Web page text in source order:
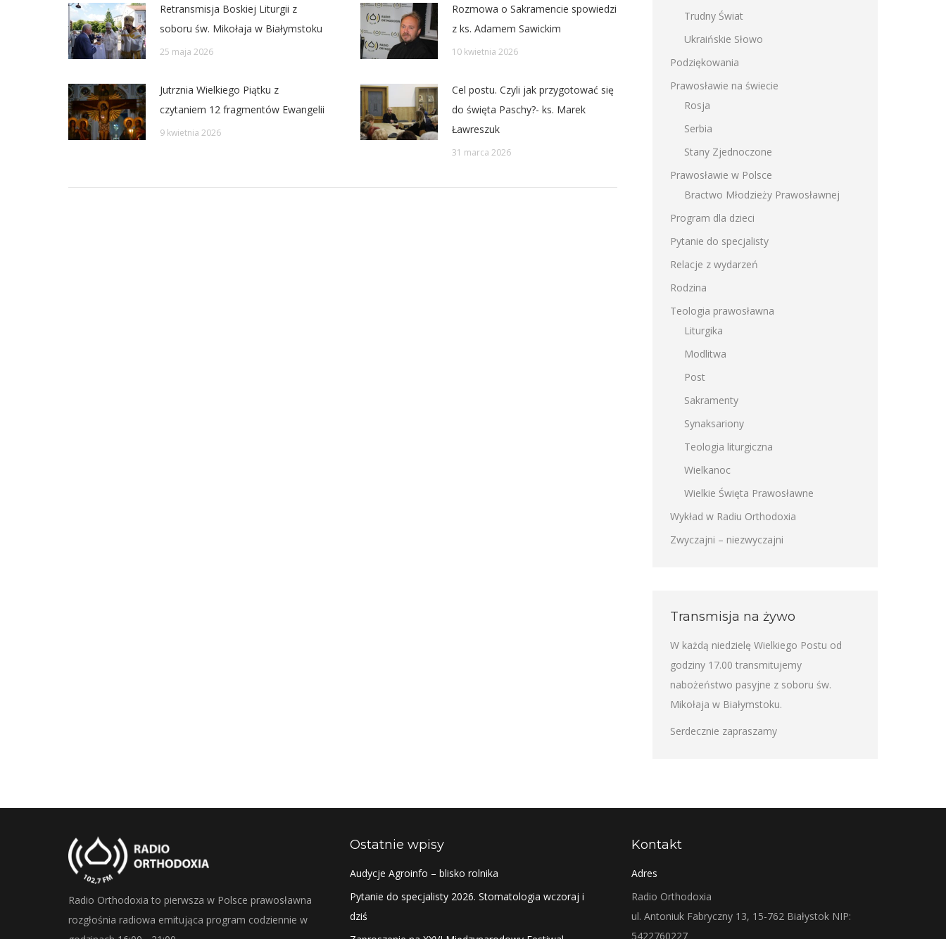
Retransmisja Boskiej Liturgii z
soboru św. Mikołaja w Białymstoku
25 maja 2026
Rozmowa o Sakramencie spowiedzi
z ks. Adamem Sawickim
10 kwietnia 2026
Jutrznia Wielkiego Piątku z
czytaniem 12 fragmentów Ewangelii
9 kwietnia 2026
Cel postu. Czyli jak przygotować się
do święta Paschy?- ks. Marek
Ławreszuk
31 marca 2026
Trudny Świat
Ukraińskie Słowo
Podziękowania
Prawosławie na świecie
Rosja
Serbia
Stany Zjednoczone
Prawosławie w Polsce
Bractwo Młodzieży Prawosławnej
Program dla dzieci
Pytanie do specjalisty
Relacje z wydarzeń
Rodzina
Teologia prawosławna
Liturgika
Modlitwa
Post
Sakramenty
Synaksariony
Teologia liturgiczna
Wielkanoc
Wielkie Święta Prawosławne
Wykład w Radiu Orthodoxia
Zwyczajni – niezwyczajni
Transmisja na żywo
W każdą niedzielę Wielkiego Postu od
godziny 17.00 transmitujemy
nabożeństwo pasyjne z soboru św.
Mikołaja w Białymstoku.
Serdecznie zapraszamy
Radio Orthodoxia to pierwsza w Polsce prawosławna
rozgłośnia radiowa emitująca program codziennie w
Ostatnie wpisy
Audycje Agroinfo – blisko rolnika
Pytanie do specjalisty 2026. Stomatologia wczoraj i
dziś
Kontakt
Adres
Radio Orthodoxia
ul. Antoniuk Fabryczny 13, 15-762 Białystok NIP:
5422760227